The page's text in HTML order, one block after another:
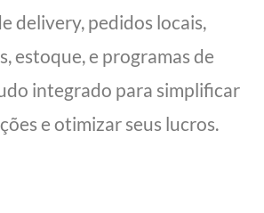
delivery, pedidos locais,
estoque, e programas de
integrado para simplificar
e otimizar seus lucros.